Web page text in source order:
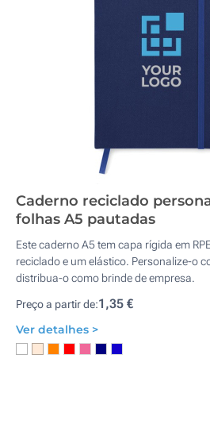
Caderno reciclado
folhas A5 pautadas
Este caderno A5 tem capa rígida em
reciclado e um elástico. Personalize-o
distribua-o como brinde de empresa.
Preço a partir de:1,35 €
Ver detalhes >